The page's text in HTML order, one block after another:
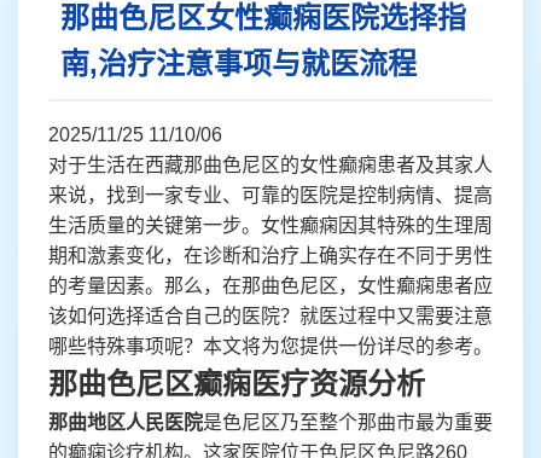
那曲色尼区女性癫痫医院选择指
南,治疗注意事项与就医流程
2025/11/25 11/10/06
对于生活在西藏那曲色尼区的女性癫痫患者及其家人
来说，找到一家专业、可靠的医院是控制病情、提高
生活质量的关键第一步。女性癫痫因其特殊的生理周
期和激素变化，在诊断和治疗上确实存在不同于男性
的考量因素。那么，在那曲色尼区，女性癫痫患者应
该如何选择适合自己的医院？就医过程中又需要注意
哪些特殊事项呢？本文将为您提供一份详尽的参考。
那曲色尼区癫痫医疗资源分析
那曲地区人民医院是色尼区乃至整个那曲市最为重要
的癫痫诊疗机构。这家医院位于色尼区色尼路260